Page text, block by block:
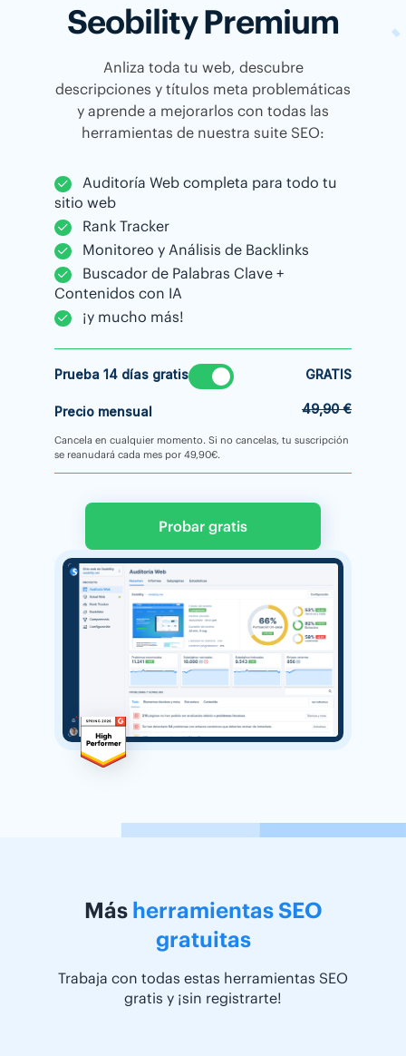
Seobility Premium
Anliza toda tu web, descubre
descripciones y títulos meta problemáticas
y aprende a mejorarlos con todas las
herramientas de nuestra suite SEO:
Auditoría Web completa para todo tu
sitio web
Rank Tracker
Monitoreo y Análisis de Backlinks
Buscador de Palabras Clave +
Contenidos con IA
¡y mucho más!
Prueba 14 días gratis GRATIS
Precio mensual 49,90 €
Cancela en cualquier momento. Si no cancelas, tu suscripción
se reanudará cada mes por 49,90€.
Probar gratis
Más herramientas SEO
gratuitas
Trabaja con todas estas herramientas SEO
gratis y ¡sin registrarte!